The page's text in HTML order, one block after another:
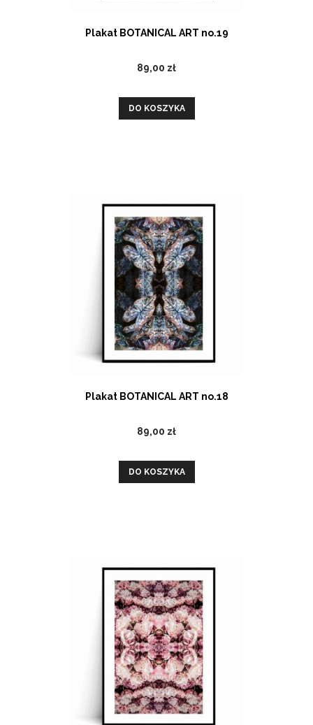
Plakat BOTANICAL ART no.19
89,00 zł
DO KOSZYKA
Plakat BOTANICAL ART no.18
89,00 zł
DO KOSZYKA